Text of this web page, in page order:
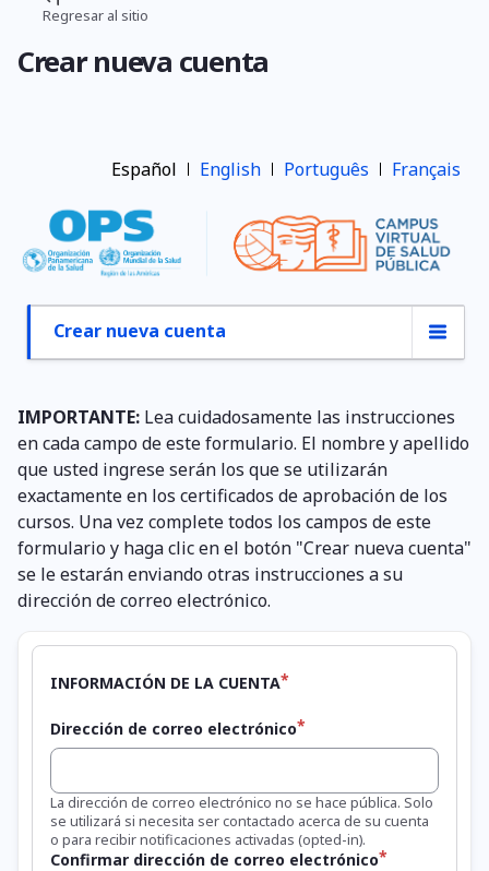
Pasar
contenido
Ruta
de
Regresar al sitio
Crear nueva cuenta
Español English Português Français
Primary
Crear nueva cuenta
IMPORTANTE: Lea cuidadosamente las instrucciones
en cada campo de este formulario. El nombre y apellido
que usted ingrese serán los que se utilizarán
exactamente en los certificados de aprobación de los
cursos. Una vez complete todos los campos de este
formulario y haga clic en el botón "Crear nueva cuenta"
se le estarán enviando otras instrucciones a su
dirección de correo electrónico.
INFORMACIÓN DE LA CUENTA
Dirección de correo electrónico
La dirección de correo electrónico no se hace pública. Solo
se utilizará si necesita ser contactado acerca de su cuenta
o para recibir notificaciones activadas (opted-in).
Confirmar dirección de correo electrónico